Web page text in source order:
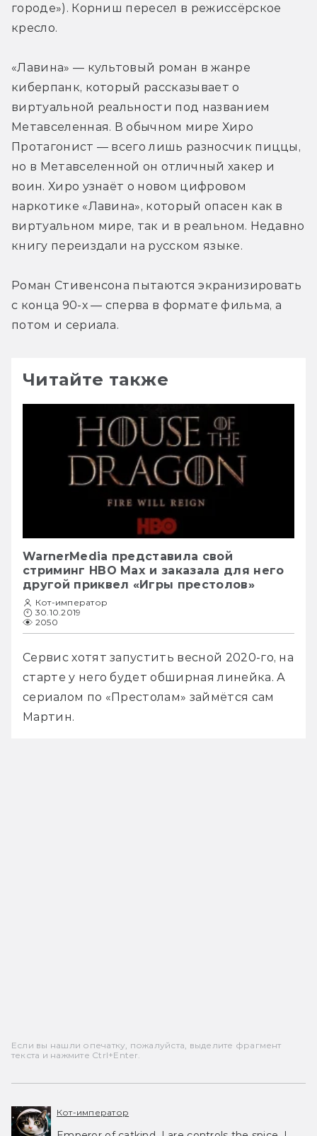
городе»). Корниш пересел в режиссёрское
кресло.
«Лавина» — культовый роман в жанре
киберпанк, который рассказывает о
виртуальной реальности под названием
Метавселенная. В обычном мире Хиро
Протагонист — всего лишь разносчик пиццы,
но в Метавселенной он отличный хакер и
воин. Хиро узнаёт о новом цифровом
наркотике «Лавина», который опасен как в
виртуальном мире, так и в реальном. Недавно
книгу переиздали на русском языке.
Роман Стивенсона пытаются экранизировать
с конца 90-х — сперва в формате фильма, а
потом и сериала.
Читайте также
WarnerMedia представила свой
стриминг HBO Max и заказала для него
другой приквел «Игры престолов»
Кот-император
30.10.2019
2050
Сервис хотят запустить весной 2020-го, на
старте у него будет обширная линейка. А
сериалом по «Престолам» займётся сам
Мартин.
Если вы нашли опечатку, пожалуйста, выделите фрагмент
текста и нажмите Ctrl+Enter.
Кот-император